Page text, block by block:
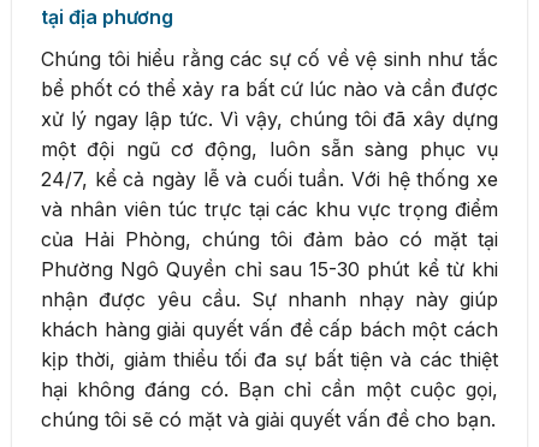
tại địa phương
Chúng tôi hiểu rằng các sự cố về vệ sinh như tắc
bể phốt có thể xảy ra bất cứ lúc nào và cần được
xử lý ngay lập tức. Vì vậy, chúng tôi đã xây dựng
một đội ngũ cơ động, luôn sẵn sàng phục vụ
24/7, kể cả ngày lễ và cuối tuần. Với hệ thống xe
và nhân viên túc trực tại các khu vực trọng điểm
của Hải Phòng, chúng tôi đảm bảo có mặt tại
Phường Ngô Quyền chỉ sau 15-30 phút kể từ khi
nhận được yêu cầu. Sự nhanh nhạy này giúp
khách hàng giải quyết vấn đề cấp bách một cách
kịp thời, giảm thiểu tối đa sự bất tiện và các thiệt
hại không đáng có. Bạn chỉ cần một cuộc gọi,
chúng tôi sẽ có mặt và giải quyết vấn đề cho bạn.